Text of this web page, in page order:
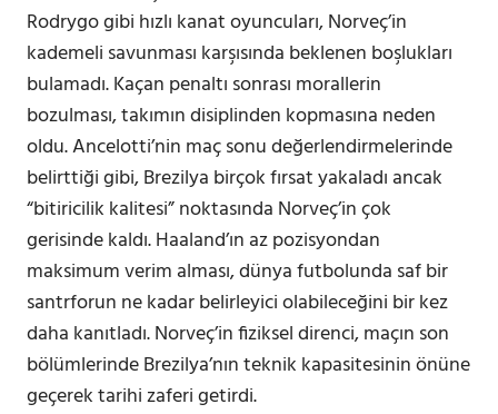
Rodrygo gibi hızlı kanat oyuncuları, Norveç’in
kademeli savunması karşısında beklenen boşlukları
bulamadı. Kaçan penaltı sonrası morallerin
bozulması, takımın disiplinden kopmasına neden
oldu. Ancelotti’nin maç sonu değerlendirmelerinde
belirttiği gibi, Brezilya birçok fırsat yakaladı ancak
“bitiricilik kalitesi” noktasında Norveç’in çok
gerisinde kaldı. Haaland’ın az pozisyondan
maksimum verim alması, dünya futbolunda saf bir
santrforun ne kadar belirleyici olabileceğini bir kez
daha kanıtladı. Norveç’in fiziksel direnci, maçın son
bölümlerinde Brezilya’nın teknik kapasitesinin önüne
geçerek tarihi zaferi getirdi.